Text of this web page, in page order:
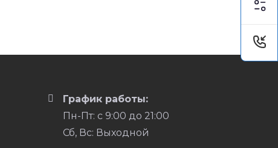
График работы:
Пн-Пт: с 9:00 до 21:00
Сб, Вс: Выходной